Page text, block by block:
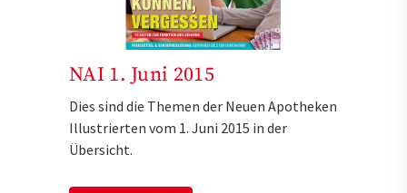
NAI 1. Juni 2015
Dies sind die Themen der Neuen Apotheken
Illustrierten vom 1. Juni 2015 in der
Übersicht.